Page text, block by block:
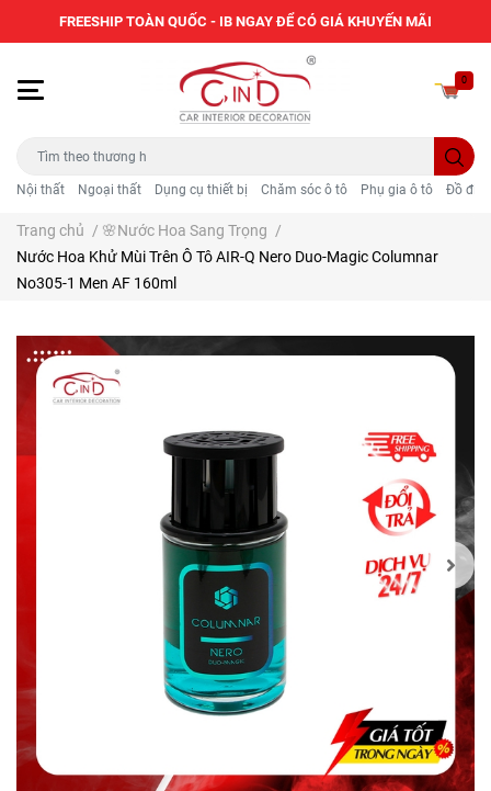
Nội thất Ngoại thất Dụng cụ thiết bị Chăm sóc ô tô Phụ gia ô tô Đồ
0
Trang chủ / 🌸Nước Hoa Sang Trọng /
Nước Hoa Khử Mùi Trên Ô Tô AIR-Q Nero Duo-Magic Columnar
No305-1 Men AF 160ml
FREESHIP TOÀN QUỐC - IB NGAY ĐỂ CÓ GIÁ KHUYẾN MÃI